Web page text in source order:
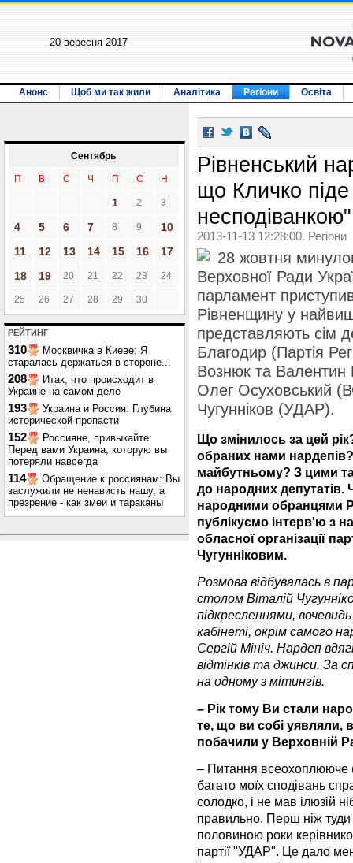
20 вересня 2017
Анонс Щоб ми так жили Аналітика Регіони Освіта
Сентябрь
П В С Ч П С Н
1 2 3
4 5 6 7 8 9
10
11
12 13 14 15 16
17
18
19 20 21 22 23 24
25 26 27 28 29 30
РЕЙТИНГ
310
Москвичка в Киеве: Я
старалась держаться в стороне...
208
Итак, что происходит в
Украине на самом деле
193
Украина и Россия: Глубина
исторической пропасти
152
Россияне, привыкайте:
Перед вами Украина, которую вы
потеряли навсегда
114
Обращение к россиянам: Вы
заслужили не ненависть нашу, а
презрение - как змеи и тараканы
Рівненський
що Кличко
несподіванкою"
2013-11-13 12:28:00. Регіони
28 жовтня
Верховної Ради
парламент
Рівненщину у
представляють сім
Благодир (Партія
Вознюк та
Олег Осуховський
Чугунніков (УДАР).
Що змінилось за цей
обраних нами
майбутньому? З цими
до народних депутатів.
народними обранцями
публікуємо інтерв'ю з
обласної організації
Чугунніковим.
Розмова відбувалась в
столом Віталій
підкресленнями,
кабінеті, окрім самого
Сергій Мініч. Нардеп
відтінків та джинси. За
на одному з мітингів.
– Рік тому Ви стали
те, що ви собі уявляли,
побачили у Верховній
– Питання всеохоплююче
багато моїх сподівань
солодко, і не мав ілюзій
правильно. Перш ніж
половиною роки
партії "УДАР". Це дало